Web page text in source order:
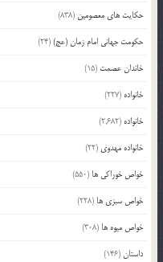
حکایت های معصومین (838)
حکومت جهانی امام زمان (عج)(24)
خاندان عصمت (15)
خانواده (227)
خانواده (2,682)
خانواده مهدوی (22)
خواص خوراکی ها (550)
خواص سبزی ها (228)
خواص میوه ها (308)
داستان(146)